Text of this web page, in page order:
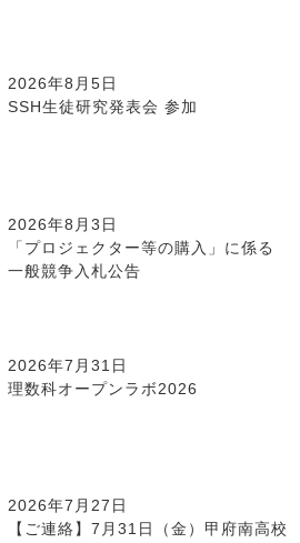
2026年8月5日
SSH生徒研究発表会 参加
2026年8月3日
「プロジェクター等の購入」に係る
一般競争入札公告
2026年7月31日
理数科オープンラボ2026
2026年7月27日
【ご連絡】7月31日（金）甲府南高校